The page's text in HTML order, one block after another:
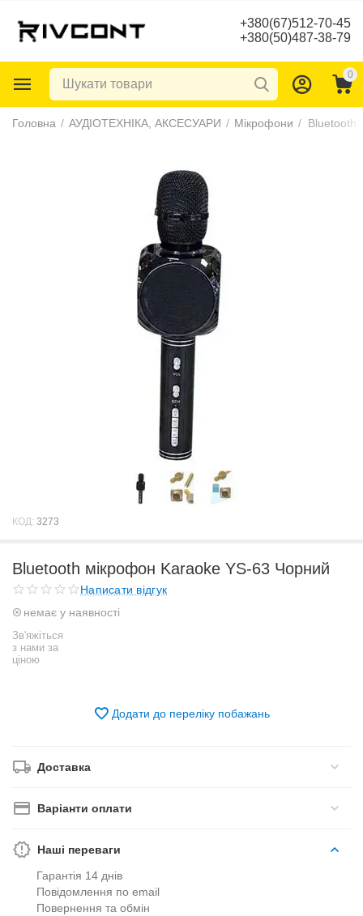
+380(67)512-70-45
+380(50)487-38-79
0
Головна / АУДІОТЕХНІКА, АКСЕСУАРИ / Мікрофони / Bluetooth
КОД: 3273
Bluetooth мікрофон Karaoke YS-63 Чорний
Написати відгук
немає у наявності
Зв'яжіться
з нами за
ціною
Додати до переліку побажань
Доставка
Варіанти оплати
Наші переваги
Гарантія 14 днів
Повідомлення по email
Повернення та обмін